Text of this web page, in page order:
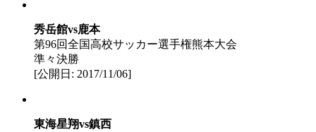
秀岳館vs鹿本
第96回全国高校サッカー選手権熊本大会
準々決勝
[公開日: 2017/11/06]
東海星翔vs鎮西